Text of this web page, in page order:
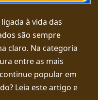
à vida das
são sempre
claro. Na categoria
entre as mais
popular em
Leia este artigo e